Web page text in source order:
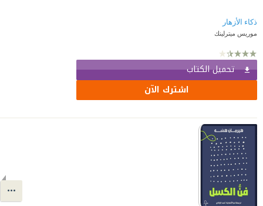
ذكاء الأزهار
موريس ميترلينك
تحميل الكتاب
اشترك الآن